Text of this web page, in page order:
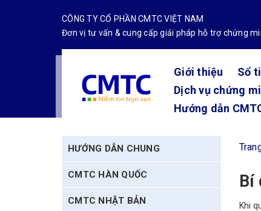
CÔNG TY CỔ PHẦN CMTC VIỆT NAM
Đơn vị tư vấn & cung cấp giải pháp hỗ trợ chứng
Giới thiệu Sổ
Dịch vụ chứng
Hướng dẫn
Bí
Khi
HƯỚNG DẪN CHUNG
CMTC HÀN QUỐC
CMTC NHẬT BẢN